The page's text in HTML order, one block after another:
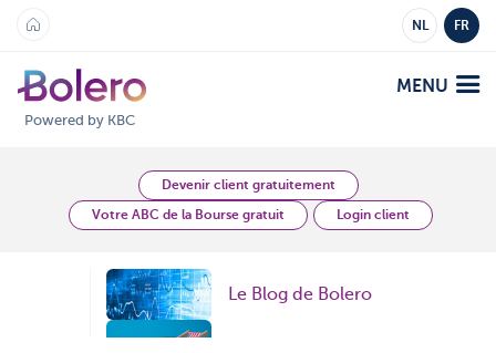
NL FR
Powered by KBC
MENU
Analyses et VisionDevenir client gratuitement
Votre ABC de la Bourse gratuit
Login client
Le Blog de Bolero